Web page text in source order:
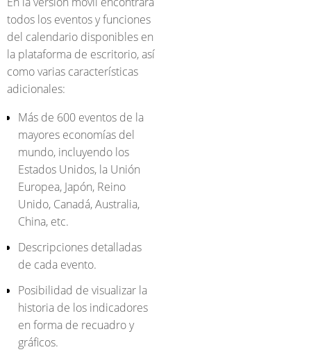
todos los eventos y funciones
del calendario disponibles en
la plataforma de escritorio, así
como varias características
adicionales:
Más de 600 eventos de la
mayores economías del
mundo, incluyendo los
Estados Unidos, la Unión
Europea, Japón, Reino
Unido, Canadá, Australia,
China, etc.
Descripciones detalladas
de cada evento.
Posibilidad de visualizar la
historia de los indicadores
en forma de recuadro y
gráficos.